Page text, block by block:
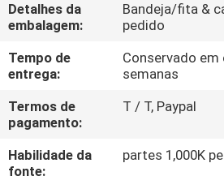
CONTACTE-
NOS
PEÇA
UMAS
CITAÇÕES
Detalhes da
embalagem:
Bandeja/fita &
pedido
Tempo de
entrega:
Conservado
semanas
Termos de
pagamento:
T / T, Paypal
Habilidade da
fonte:
partes 1,000K